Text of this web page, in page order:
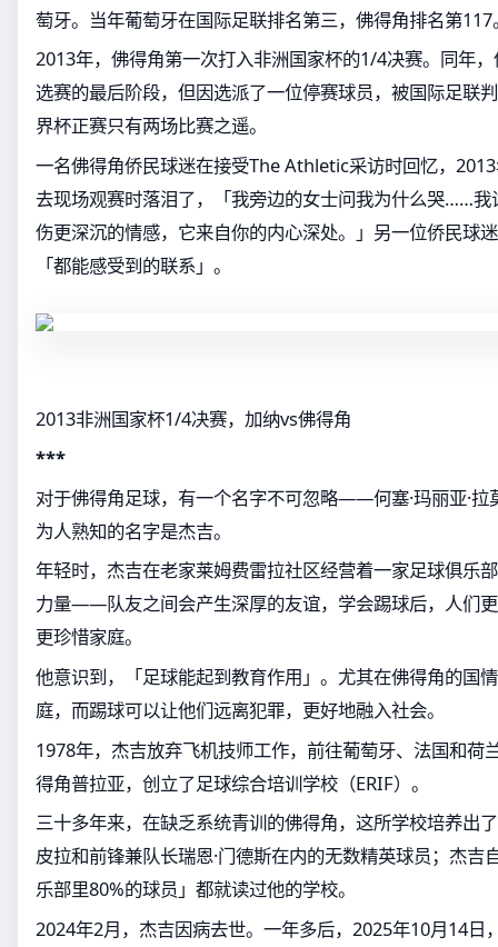
萄牙。当年葡萄牙在国际足联排名第三，佛得角排名第117
2013年，佛得角第一次打入非洲国家杯的1/4决赛。同年
选赛的最后阶段，但因选派了一位停赛球员，被国际足联
界杯正赛只有两场比赛之遥。
一名佛得角侨民球迷在接受The Athletic采访时回忆，
去现场观赛时落泪了，「我旁边的女士问我为什么哭……我
伤更深沉的情感，它来自你的内心深处。」另一位侨民球
「都能感受到的联系」。
2013非洲国家杯1/4决赛，加纳vs佛得角
***
对于佛得角足球，有一个名字不可忽略——何塞·玛丽亚·拉
为人熟知的名字是杰吉。
年轻时，杰吉在老家莱姆费雷拉社区经营着一家足球俱乐
力量——队友之间会产生深厚的友谊，学会踢球后，人们
更珍惜家庭。
他意识到，「足球能起到教育作用」。尤其在佛得角的国
庭，而踢球可以让他们远离犯罪，更好地融入社会。
1978年，杰吉放弃飞机技师工作，前往葡萄牙、法国和荷
得角普拉亚，创立了足球综合培训学校（ERIF）。
三十多年来，在缺乏系统青训的佛得角，这所学校培养出
皮拉和前锋兼队长瑞恩·门德斯在内的无数精英球员；杰吉
乐部里80%的球员」都就读过他的学校。
2024年2月，杰吉因病去世。一年多后，2025年10月14日